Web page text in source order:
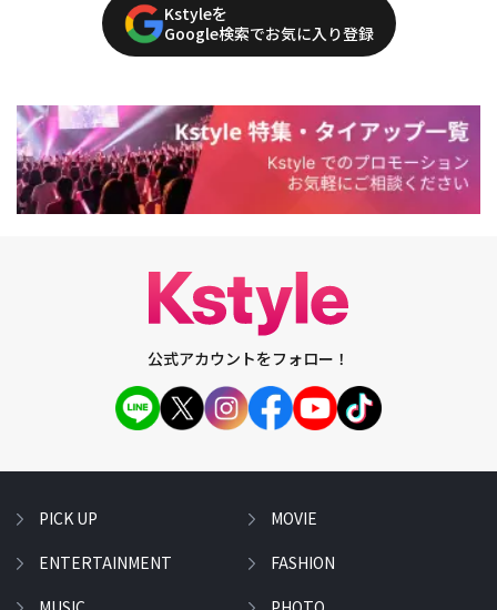
Kstyleを
Google検索でお気に入り登録
公式アカウントをフォロー！
PICK UP
ENTERTAINMENT
MOVIE
FASHION